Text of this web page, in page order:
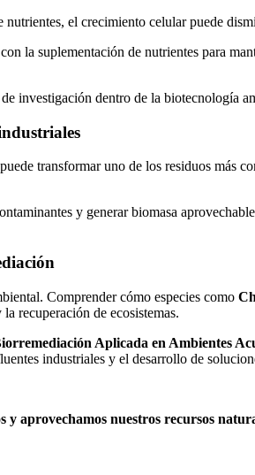
el crecimiento celular puede
la suplementación de nutrientes para
investigación dentro de la biotecnología
transformar uno de los residuos más
y generar biomasa
Comprender cómo especies como
recuperación de ecosistemas.
Aplicada en Ambientes
industriales y el desarrollo de
y aprovechamos nuestros recursos